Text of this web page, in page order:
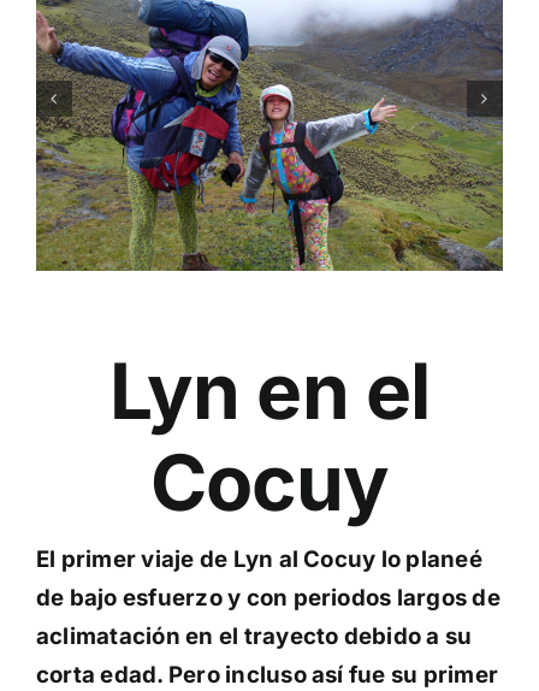
Lyn en el
Cocuy
El primer viaje de Lyn al Cocuy lo planeé
de bajo esfuerzo y con periodos largos de
aclimatación en el trayecto debido a su
corta edad. Pero incluso así fue su primer